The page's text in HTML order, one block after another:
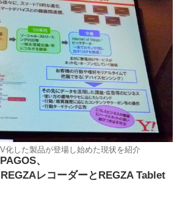
化した製品が登場し始めた現状を紹介
、
レコーダーとREGZA Tablet